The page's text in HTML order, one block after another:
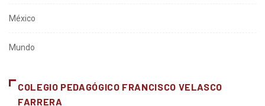
México
Mundo
COLEGIO PEDAGÓGICO FRANCISCO VELASCO
FARRERA